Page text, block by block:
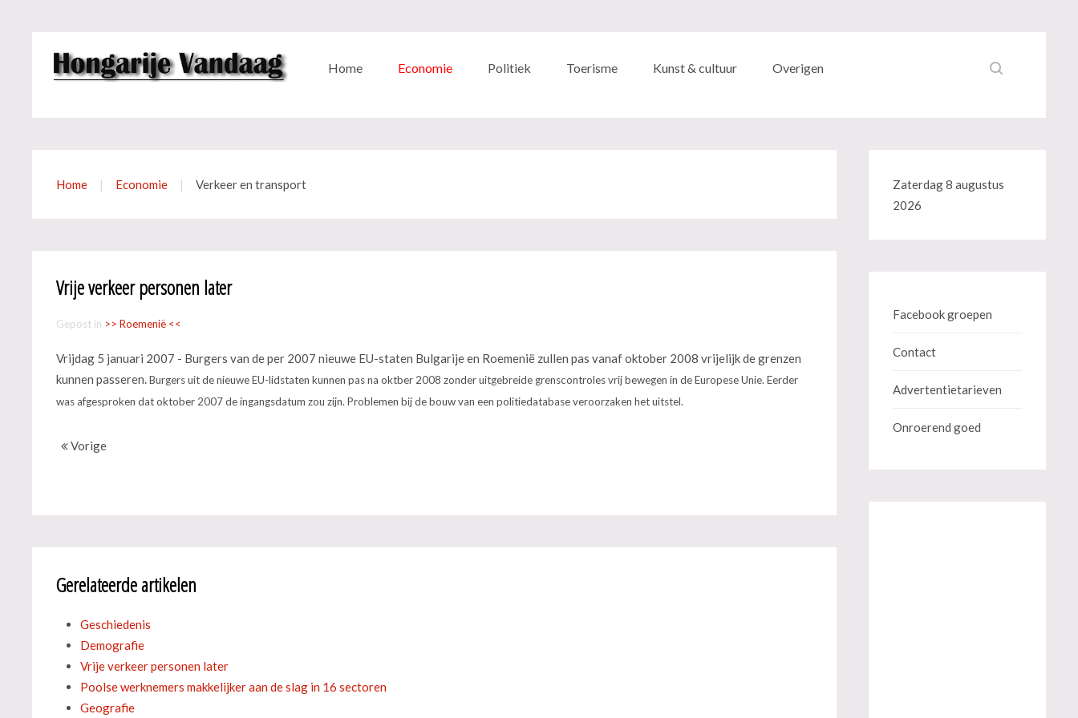
Home Economie Politiek Toerisme Kunst & cultuur Overigen
Home Economie Verkeer en transport
Vrije verkeer personen later
Gepost in >> Roemenië <<
Vrijdag 5 januari 2007 - Burgers van de per 2007 nieuwe EU-staten Bulgarije en Roemenië zullen pas vanaf oktober 2008 vrijelijk de grenzen
kunnen passeren.Burgers uit de nieuwe EU-lidstaten kunnen pas na oktber 2008 zonder uitgebreide grenscontroles vrij bewegen in de Europese Unie. Eerder
was afgesproken dat oktober 2007 de ingangsdatum zou zijn. Problemen bij de bouw van een politiedatabase veroorzaken het uitstel.
Vorige
Gerelateerde artikelen
Geschiedenis
Demografie
Vrije verkeer personen later
Poolse werknemers makkelijker aan de slag in 16 sectoren
Geografie
Zaterdag 8 augustus
2026
Facebook groepen
Contact
Advertentietarieven
Onroerend goed